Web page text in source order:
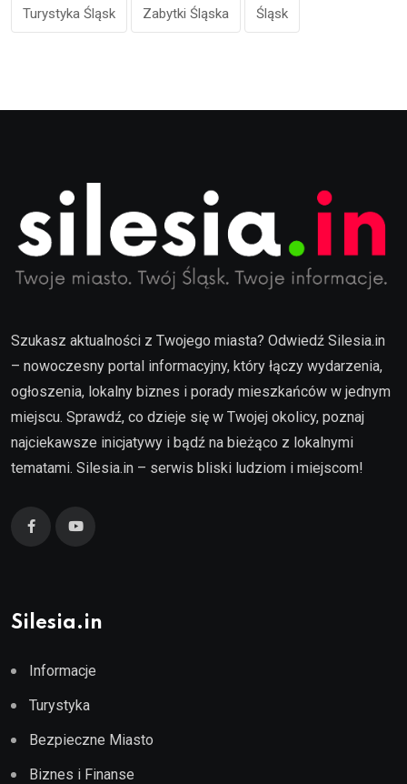
Turystyka Śląsk Zabytki Śląska Śląsk
Szukasz aktualności z Twojego miasta? Odwiedź Silesia.in
– nowoczesny portal informacyjny, który łączy wydarzenia,
ogłoszenia, lokalny biznes i porady mieszkańców w jednym
miejscu. Sprawdź, co dzieje się w Twojej okolicy, poznaj
najciekawsze inicjatywy i bądź na bieżąco z lokalnymi
tematami. Silesia.in – serwis bliski ludziom i miejscom!
Silesia.in
Informacje
Turystyka
Bezpieczne Miasto
Biznes i Finanse